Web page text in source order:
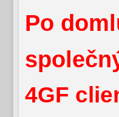
Po
4GF